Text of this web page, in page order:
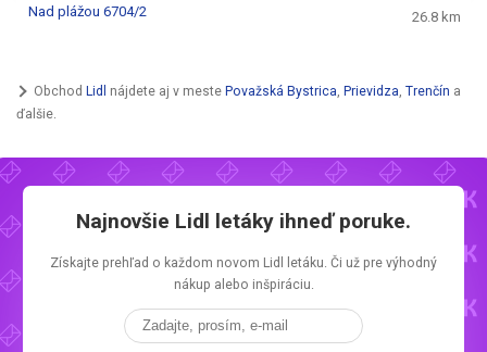
Nad plážou 6704/2
26.8 km
Obchod Lidl nájdete aj v meste Považská Bystrica, Prievidza, Trenčín a
ďalšie.
Najnovšie Lidl letáky ihneď poruke.
Získajte prehľad o každom novom Lidl letáku. Či už pre výhodný
nákup alebo inšpiráciu.